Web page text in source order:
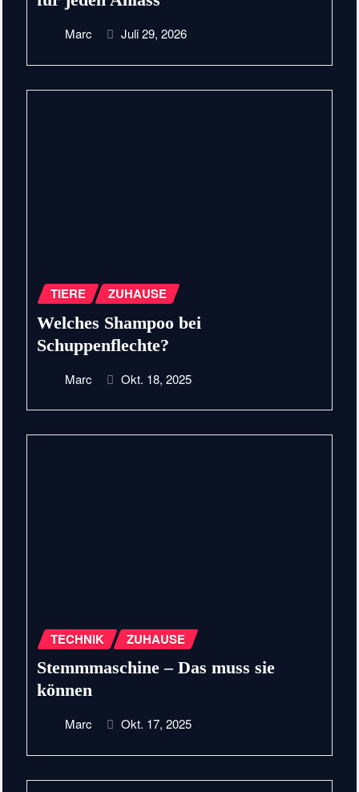
Marc Juli 29, 2026
TIERE ZUHAUSE
Welches Shampoo bei
Schuppenflechte?
Marc Okt. 18, 2025
TECHNIK ZUHAUSE
Stemmmaschine – Das muss sie
können
Marc Okt. 17, 2025